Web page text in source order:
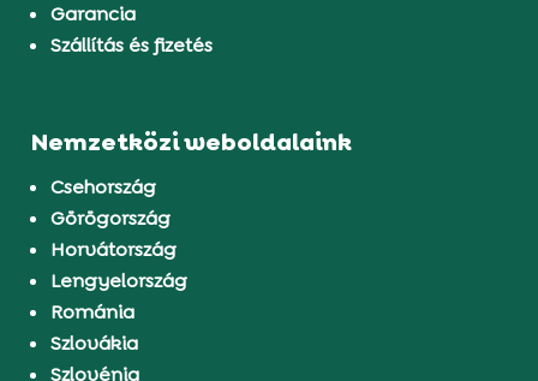
Garancia
Szállítás és fizetés
Nemzetközi weboldalaink
Csehország
Görögország
Horvátország
Lengyelország
Románia
Szlovákia
Szlovénia